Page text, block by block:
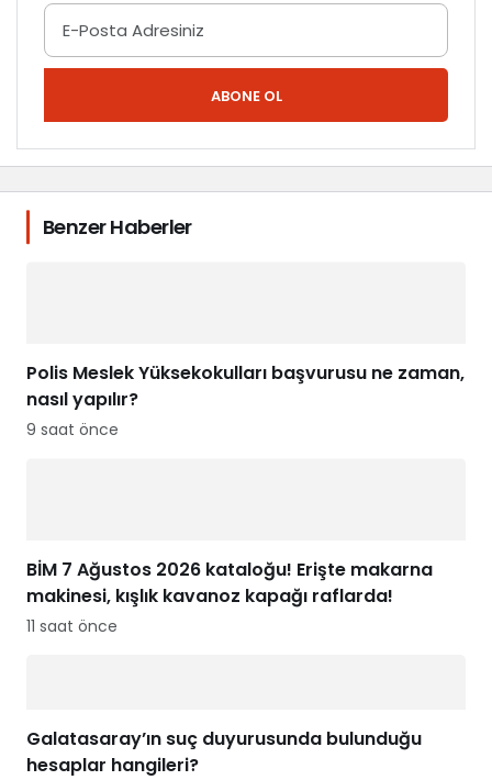
ABONE OL
Benzer Haberler
Polis Meslek Yüksekokulları başvurusu ne zaman,
nasıl yapılır?
9 saat önce
BİM 7 Ağustos 2026 kataloğu! Erişte makarna
makinesi, kışlık kavanoz kapağı raflarda!
11 saat önce
Galatasaray’ın suç duyurusunda bulunduğu
hesaplar hangileri?